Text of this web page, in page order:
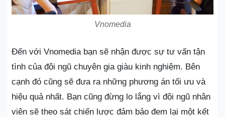
Vnomedia
Đến với Vnomedia bạn sẽ nhận được sự tư vấn tận
tình của đội ngũ chuyên gia giàu kinh nghiệm. Bên
cạnh đó cũng sẽ đưa ra những phương án tối ưu và
hiệu quả nhất. Bạn cũng đừng lo lắng vì đội ngũ nhân
viên sẽ theo sát chiến lược đảm bảo đem lại một kết